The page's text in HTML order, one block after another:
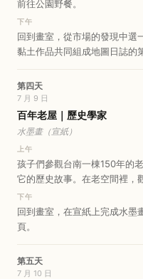
前往公園野餐。
下午
回到畫室，從市場的發現中選
黏土作品共同組成地圖日誌的
第四天
7 月 9 日
百年老屋｜歷史學家
水墨畫（宣紙）
上午
孩子們參觀台南一棟150年的
它的歷史故事。在老空間裡，
下午
回到畫室，在宣紙上完成水墨
頁。
第五天
7 月 10 日